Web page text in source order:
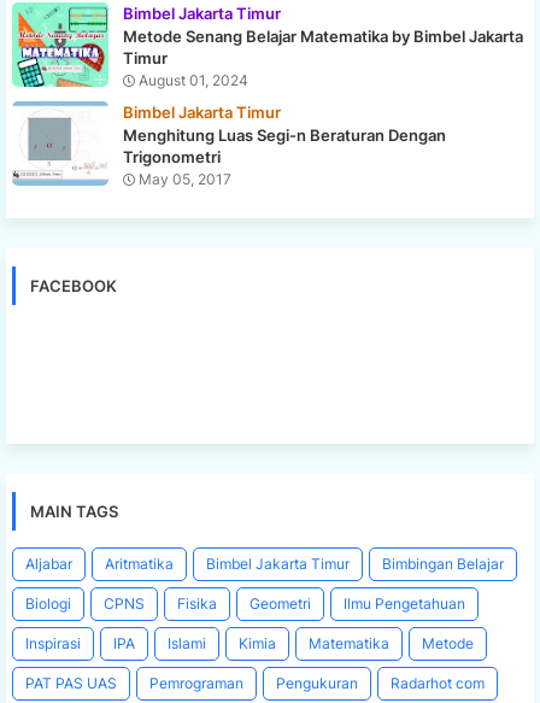
Bimbel Jakarta Timur
Metode Senang Belajar Matematika by Bimbel Jakarta
Timur
August 01, 2024
Bimbel Jakarta Timur
Menghitung Luas Segi-n Beraturan Dengan
Trigonometri
May 05, 2017
FACEBOOK
MAIN TAGS
Aljabar Aritmatika Bimbel Jakarta Timur Bimbingan Belajar
Biologi CPNS Fisika Geometri Ilmu Pengetahuan
Inspirasi IPA Islami Kimia Matematika Metode
PAT PAS UAS Pemrograman Pengukuran Radarhot com